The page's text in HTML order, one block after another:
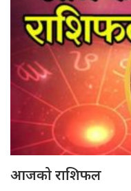
आजको राशिफल